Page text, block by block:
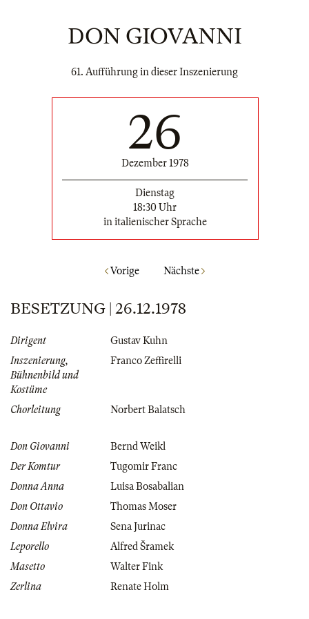
DON GIOVANNI
61. Aufführung in dieser Inszenierung
26
Dezember 1978
Dienstag
18:30 Uhr
in italienischer Sprache
Vorige Nächste
BESETZUNG | 26.12.1978
Dirigent
Gustav Kuhn
Inszenierung,
Bühnenbild und
Kostüme
Franco Zeffirelli
Chorleitung Norbert Balatsch
Don Giovanni
Bernd Weikl
Der Komtur
Tugomir Franc
Donna Anna
Luisa Bosabalian
Don Ottavio
Thomas Moser
Donna Elvira
Sena Jurinac
Leporello
Alfred Šramek
Masetto
Walter Fink
Zerlina
Renate Holm